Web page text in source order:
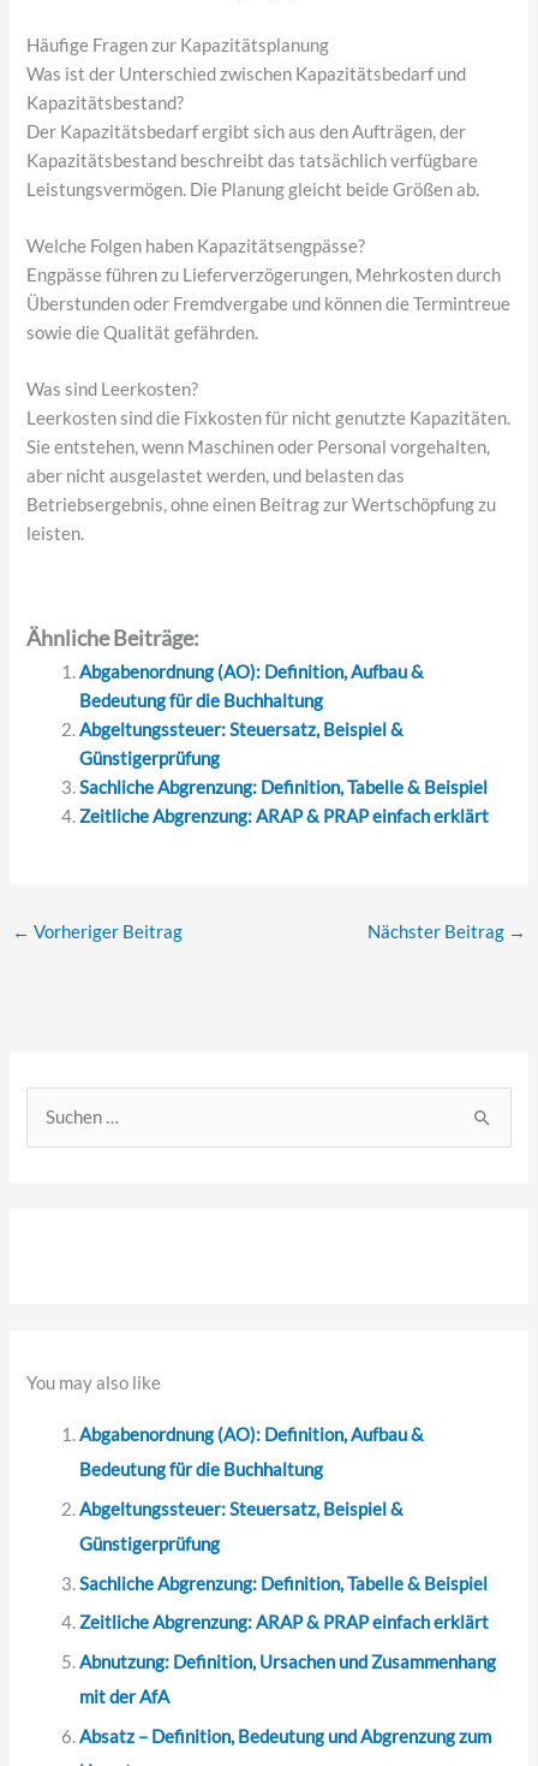
Häufige Fragen zur Kapazitätsplanung
Was ist der Unterschied zwischen Kapazitätsbedarf und
Kapazitätsbestand?
Der Kapazitätsbedarf ergibt sich aus den Aufträgen, der
Kapazitätsbestand beschreibt das tatsächlich verfügbare
Leistungsvermögen. Die Planung gleicht beide Größen ab.
Welche Folgen haben Kapazitätsengpässe?
Engpässe führen zu Lieferverzögerungen, Mehrkosten durch
Überstunden oder Fremdvergabe und können die Termintreue
sowie die Qualität gefährden.
Was sind Leerkosten?
Leerkosten sind die Fixkosten für nicht genutzte Kapazitäten.
Sie entstehen, wenn Maschinen oder Personal vorgehalten,
aber nicht ausgelastet werden, und belasten das
Betriebsergebnis, ohne einen Beitrag zur Wertschöpfung zu
leisten.
Ähnliche Beiträge:
Abgabenordnung (AO): Definition, Aufbau &
Bedeutung für die Buchhaltung
Abgeltungssteuer: Steuersatz, Beispiel &
Günstigerprüfung
Sachliche Abgrenzung: Definition, Tabelle & Beispiel
Zeitliche Abgrenzung: ARAP & PRAP einfach erklärt
← Vorheriger Beitrag Nächster Beitrag →
You may also like
Abgabenordnung (AO): Definition, Aufbau &
Bedeutung für die Buchhaltung
Abgeltungssteuer: Steuersatz, Beispiel &
Günstigerprüfung
Sachliche Abgrenzung: Definition, Tabelle & Beispiel
Zeitliche Abgrenzung: ARAP & PRAP einfach erklärt
Abnutzung: Definition, Ursachen und Zusammenhang
mit der AfA
Absatz – Definition, Bedeutung und Abgrenzung zum